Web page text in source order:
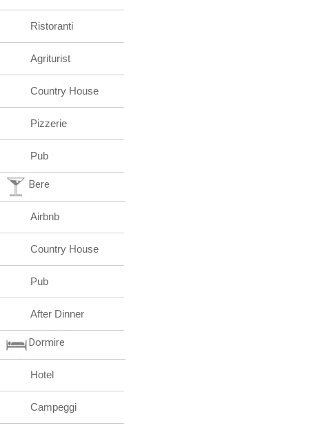
Ristoranti
Agriturist
Country House
Pizzerie
Pub
Bere
Airbnb
Country House
Pub
After Dinner
Dormire
Hotel
Campeggi